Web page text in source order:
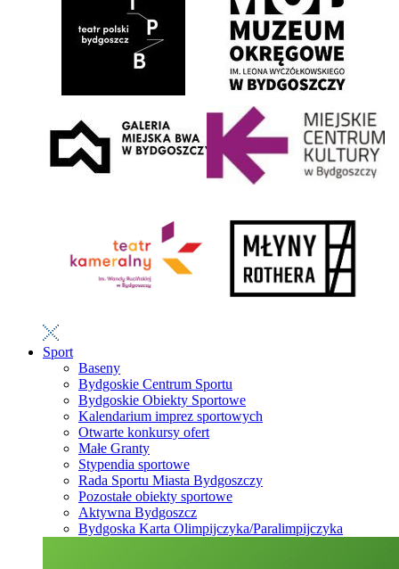
Sport
Baseny
Bydgoskie Centrum Sportu
Bydgoskie Obiekty Sportowe
Kalendarium imprez sportowych
Otwarte konkursy ofert
Małe Granty
Stypendia sportowe
Rada Sportu Miasta Bydgoszczy
Pozostałe obiekty sportowe
Aktywna Bydgoszcz
Bydgoska Karta Olimpijczyka/Paralimpijczyka